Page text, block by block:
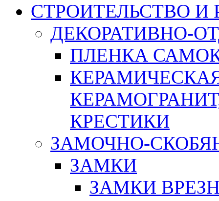
СТРОИТЕЛЬСТВО И
ДЕКОРАТИВНО-
ПЛЕНКА
КРЕСТИКИ
ЗАМОЧНО-
ЗАМКИ
ЗАМКИ